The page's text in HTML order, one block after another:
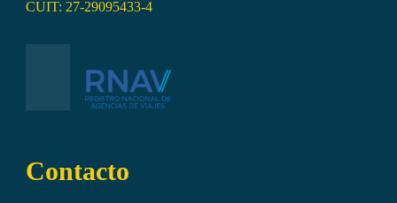
CUIT: 27-29095433-4
Contacto